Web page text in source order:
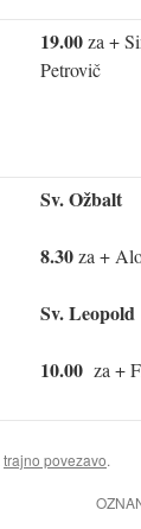
19.00za +
Petrovič
Sv. Ožbalt
8.30za +
Sv. Leopold
10.00 za +
trajno povezavo.